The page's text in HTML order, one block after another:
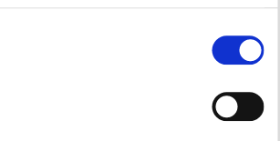
verkopen in Enschede draait om